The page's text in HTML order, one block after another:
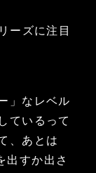
ーズに注目
」なレベル
ているって
、あとは
出すか出さ